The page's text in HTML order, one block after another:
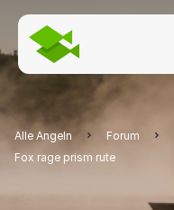
Alle Angeln Forum
Fox rage prism rute